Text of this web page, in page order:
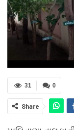
0
31
Share